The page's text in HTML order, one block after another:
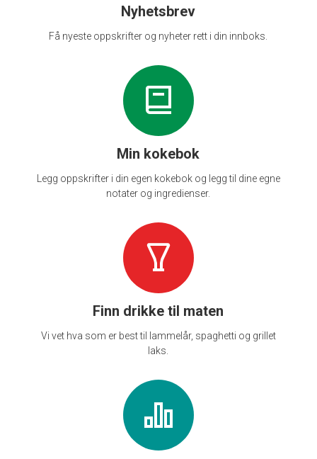
Nyhetsbrev
Få nyeste oppskrifter og nyheter rett i din innboks.
Min kokebok
Legg oppskrifter i din egen kokebok og legg til dine egne
notater og ingredienser.
Finn drikke til maten
Vi vet hva som er best til lammelår, spaghetti og grillet
laks.